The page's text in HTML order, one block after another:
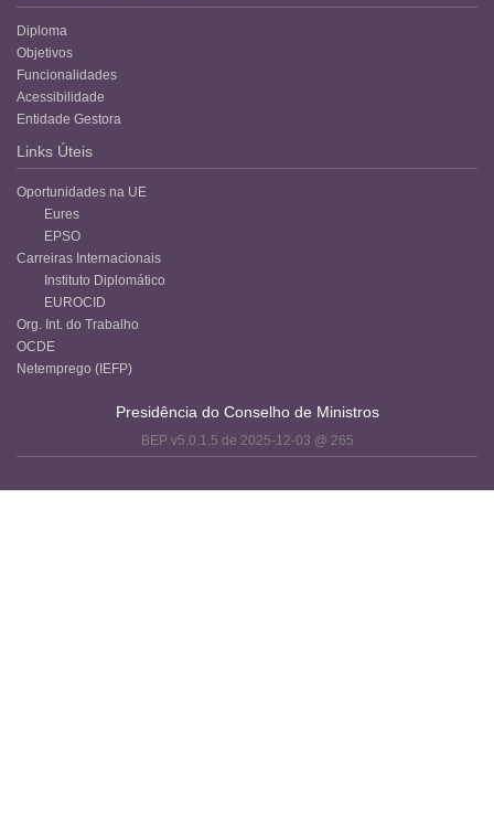
Diploma
Objetivos
Funcionalidades
Acessibilidade
Entidade Gestora
Links Úteis
Oportunidades na UE
Eures
EPSO
Carreiras Internacionais
Instituto Diplomático
EUROCID
Org. Int. do Trabalho
OCDE
Netemprego (IEFP)
Presidência do Conselho de Ministros
BEP v5.0.1.5 de 2025-12-03 @ 265